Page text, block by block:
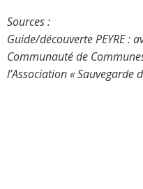
Sources :
Guide/découverte PEYRE :
Communauté de
l’Association « Sauvegarde